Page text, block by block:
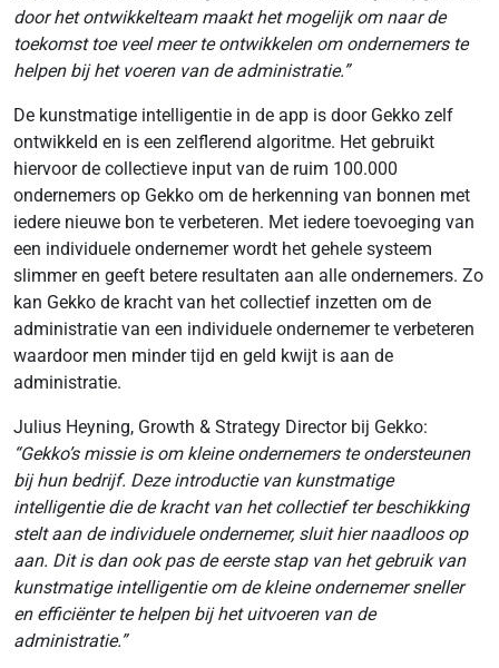
door het ontwikkelteam maakt het mogelijk om naar de
toekomst toe veel meer te ontwikkelen om ondernemers te
helpen bij het voeren van de administratie.”
De kunstmatige intelligentie in de app is door Gekko zelf
ontwikkeld en is een zelflerend algoritme. Het gebruikt
hiervoor de collectieve input van de ruim 100.000
ondernemers op Gekko om de herkenning van bonnen met
iedere nieuwe bon te verbeteren. Met iedere toevoeging van
een individuele ondernemer wordt het gehele systeem
slimmer en geeft betere resultaten aan alle ondernemers. Zo
kan Gekko de kracht van het collectief inzetten om de
administratie van een individuele ondernemer te verbeteren
waardoor men minder tijd en geld kwijt is aan de
administratie.
Julius Heyning, Growth & Strategy Director bij Gekko:
“Gekko’s missie is om kleine ondernemers te ondersteunen
bij hun bedrijf. Deze introductie van kunstmatige
intelligentie die de kracht van het collectief ter beschikking
stelt aan de individuele ondernemer, sluit hier naadloos op
aan. Dit is dan ook pas de eerste stap van het gebruik van
kunstmatige intelligentie om de kleine ondernemer sneller
en efficiënter te helpen bij het uitvoeren van de
administratie.”